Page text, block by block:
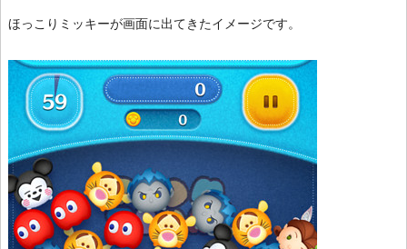
ほっこりミッキーが画面に出てきたイメージです。